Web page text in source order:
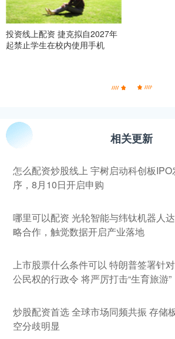
投资线上配资 捷克拟自2027年
起禁止学生在校内使用手机
相关更新
怎么配资炒股线上 宇树启动科创板IPO
序，8月10日开启申购
哪里可以配资 光轮智能与纬钛机器人
略合作，触觉数据开启产业落地
上市股票什么条件可以 特朗普签署针
公民权的行政令 将严厉打击“生育旅游”
炒股配资首选 全球市场同频共振 存储
空分歧明显